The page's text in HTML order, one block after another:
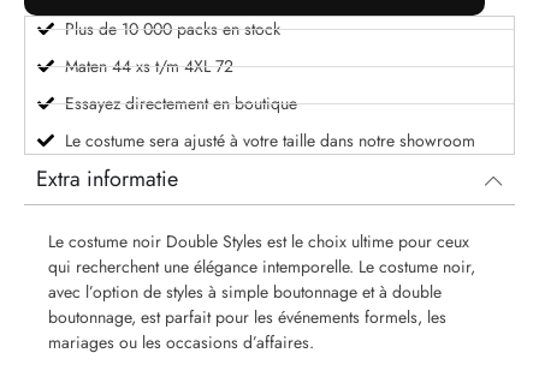
Plus de 10 000 packs en stock
Maten 44 xs t/m 4XL 72
Essayez directement en boutique
Le costume sera ajusté à votre taille dans notre showroom
Extra informatie
Le costume noir Double Styles est le choix ultime pour ceux
qui recherchent une élégance intemporelle. Le costume noir,
avec l’option de styles à simple boutonnage et à double
boutonnage, est parfait pour les événements formels, les
mariages ou les occasions d’affaires.